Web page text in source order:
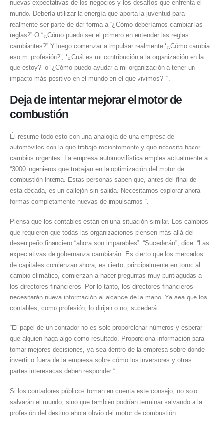
nuevas expectativas de los negocios y los desafíos que enfrenta el
mundo. Debería utilizar la energía que aporta la juventud para
realmente ser parte de dar forma a “¿Cómo deberíamos cambiar las
reglas?” O “¿Cómo puedo ser el primero en entender las reglas
cambiantes?” Y luego comenzar a impulsar realmente ‘¿Cómo cambia
eso mi profesión?’, ‘¿Cuál es mi contribución a la organización en la
que estoy?’ o ‘¿Cómo puedo ayudar a mi organización a tener un
impacto más positivo en el mundo en el que vivimos?’ “.
Deja de intentar mejorar el motor de
combustión
Él resume todo esto con una analogía de una empresa de
automóviles con la que trabajó recientemente y que necesita hacer
cambios urgentes. La empresa automovilística emplea actualmente a
“3000 ingenieros que trabajan en la optimización del motor de
combustión interna. Estas personas saben que, antes del final de
esta década, es un callejón sin salida. Necesitamos explorar ahora
formas completamente nuevas de impulsarnos “.
Piensa que los contables están en una situación similar. Los cambios
que requieren que todas las organizaciones piensen más allá del
desempeño financiero “ahora son imparables”. “Sucederán”, dice. “Las
expectativas de gobernanza cambiarán. Es cierto que los mercados
de capitales comienzan ahora, es cierto, principalmente en torno al
cambio climático, comienzan a hacer preguntas muy puntiagudas a
los directores financieros. Por lo tanto, los directores financieros
necesitarán nueva información al alcance de la mano. Ya sea que los
contables, como profesión, lo dirijan o no, sucederá.
“El papel de un contador no es solo proporcionar números y esperar
que alguien haga algo como resultado. Proporciona información para
tomar mejores decisiones, ya sea dentro de la empresa sobre dónde
invertir o fuera de la empresa sobre cómo los inversores y otras
partes interesadas deben responder “.
Si los contadores públicos toman en cuenta este consejo, no solo
salvarán el mundo, sino que también podrían terminar salvando a la
profesión del destino ahora obvio del motor de combustión.